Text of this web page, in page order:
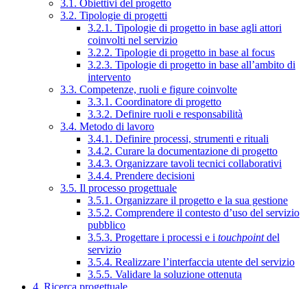
3.1. Obiettivi del progetto
3.2. Tipologie di progetti
3.2.1. Tipologie di progetto in base agli attori
coinvolti nel servizio
3.2.2. Tipologie di progetto in base al focus
3.2.3. Tipologie di progetto in base all’ambito di
intervento
3.3. Competenze, ruoli e figure coinvolte
3.3.1. Coordinatore di progetto
3.3.2. Definire ruoli e responsabilità
3.4. Metodo di lavoro
3.4.1. Definire processi, strumenti e rituali
3.4.2. Curare la documentazione di progetto
3.4.3. Organizzare tavoli tecnici collaborativi
3.4.4. Prendere decisioni
3.5. Il processo progettuale
3.5.1. Organizzare il progetto e la sua gestione
3.5.2. Comprendere il contesto d’uso del servizio
pubblico
3.5.3. Progettare i processi e i touchpointdel
servizio
3.5.4. Realizzare l’interfaccia utente del servizio
3.5.5. Validare la soluzione ottenuta
4. Ricerca progettuale